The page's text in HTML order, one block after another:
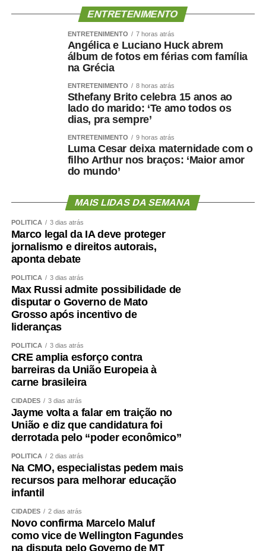
Ao concluir, Maluf disse que deixa a situação com a
consciência tranquila e atribuiu a responsabilidade pela
decisão aos responsáveis pela mudança.
rigorosamente aquilo que assumi. Outros terão de
responder pelas escolhas que fizeram e pela maneira
como decidiram fazê-las.”
Nota na íntegra:
Política se faz com responsabilidade, compromisso,
Wellington Fagundes e o Partido Liberal de Mato Grosso
demonstraram enorme dificuldade em compreender o
significado desses princípios – o que só contribui para
apodrecer a boa política.
Aceitei o convite para integrar, como candidato a vice-
governador, a chapa liderada pelo senador Wellington
Fagundes. A decisão não foi fruto de uma conversa
informal ou de uma possibilidade lançada ao acaso. Foi
uma escolha política apresentada, construída e
formalizada dentro do processo partidário, inclusive com
a realização da convenção.
A partir dessa decisão, compromissos foram assumidos,
pessoas foram mobilizadas, estratégias foram definidas e
todo um projeto de campanha começou a ser estruturado.
Fiz isso de boa-fé, acreditando na palavra empenhada e
na seriedade de uma decisão tomada por quem pretende
governar Mato Grosso.
Hoje fui comunicado pelo senador Wellington Fagundes
de que outro nome será indicado para ocupar a vaga de
vice.
Não se trata apenas de uma mudança de candidatura.
ENTRETENIMENTO
ENTRETENIMENTO 7 horas atrás
Angélica e Luciano Huck abrem
álbum de fotos em férias com família
na Grécia
ENTRETENIMENTO 8 horas atrás
Sthefany Brito celebra 15 anos ao
lado do marido: ‘Te amo todos os
dias, pra sempre’
ENTRETENIMENTO 9 horas atrás
Luma Cesar deixa maternidade com o
filho Arthur nos braços: ‘Maior amor
do mundo’
MAIS LIDAS DA SEMANA
POLÍTICA 3 dias atrás
Marco legal da IA deve proteger
jornalismo e direitos autorais,
aponta debate
POLÍTICA 3 dias atrás
Max Russi admite possibilidade de
disputar o Governo de Mato
Grosso após incentivo de
lideranças
POLÍTICA 3 dias atrás
CRE amplia esforço contra
barreiras da União Europeia à
carne brasileira
CIDADES 3 dias atrás
Jayme volta a falar em traição no
União e diz que candidatura foi
derrotada pelo “poder econômico”
POLÍTICA 2 dias atrás
Na CMO, especialistas pedem mais
recursos para melhorar educação
infantil
CIDADES 2 dias atrás
Novo confirma Marcelo Maluf
como vice de Wellington Fagundes
na disputa pelo Governo de MT